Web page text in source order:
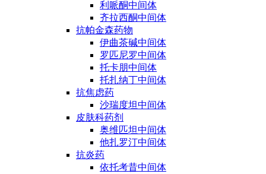
利哌酮中间体
齐拉西酮中间体
抗帕金森药物
伊曲茶碱中间体
罗匹尼罗中间体
托卡朋中间体
托扎纳丁中间体
抗焦虑药
沙瑞度坦中间体
皮肤科药剂
奥维匹坦中间体
他扎罗汀中间体
抗炎药
依托考昔中间体